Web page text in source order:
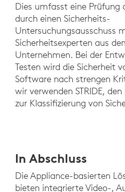
Dies umfasst eine Prüfung
durch einen Sicherheits-
Untersuchungsausschuss
Sicherheitsexperten aus
Unternehmen. Bei der
Testen wird die Sicherheit
Software nach strengen
wir verwenden STRIDE,
zur Klassifizierung von
In Abschluss
Die Appliance-basierten
bieten integrierte Video-,